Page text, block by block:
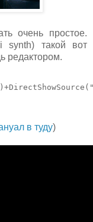
очень простое.
synth) такой вот
редактором.
в туду)